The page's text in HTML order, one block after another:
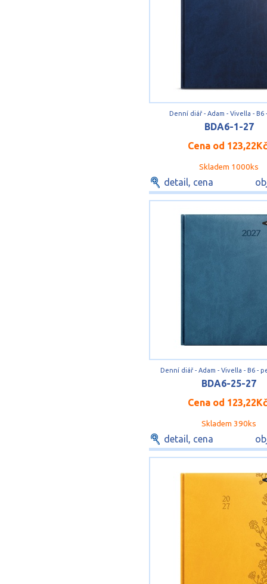
Denní diář - Adam - Vivella - B6
BDA6-1-27
Cena od 123,22Kč
Skladem 1000ks
detail, cena
Denní diář - Adam - Vivella - B6 -
BDA6-25-27
Cena od 123,22Kč
Skladem 390ks
detail, cena